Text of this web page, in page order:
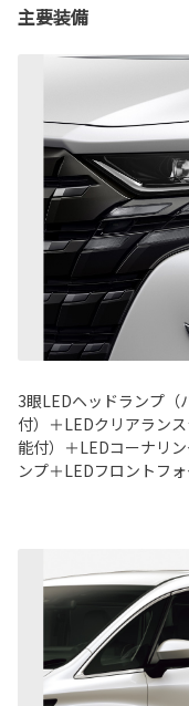
主要装備
3眼LEDヘッドランプ（
付）＋LEDクリアラン
能付）＋LEDコーナリ
ンプ＋LEDフロントフ